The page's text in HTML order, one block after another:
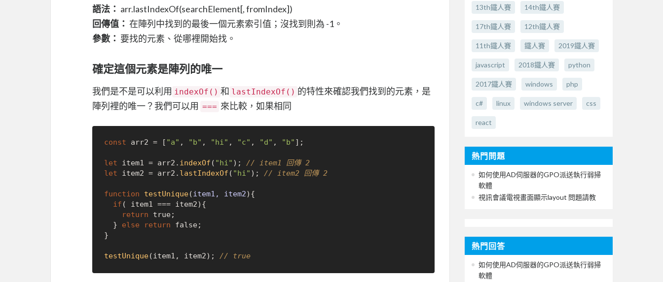
語法： arr.lastIndexOf(searchElement[, fromIndex])
回傳值： 在陣列中找到的最後一個元素索引值；沒找到則為 -1。
參數： 要找的元素、從哪裡開始找。
確定這個元素是陣列的唯一
我們是不是可以利用 indexOf() 和 lastIndexOf() 的特性來確認我們找到的元素，是
陣列裡的唯一？我們可以用 === 來比較，如果相同
const arr2 = [ "a" , "b" , "hi" , "c" , "d" , "b" ];
let item1 = arr2. indexOf ( "hi" ); // item1 回傳 2
let item2 = arr2. lastIndexOf ( "hi" ); // item2 回傳 2
function testUnique(item1, item2){
if ( item1 === item2){
return
true;
  }
else return false;
}
testUnique(item1, item2); // true
13th鐵人賽 14th鐵人賽
17th鐵人賽 12th鐵人賽
11th鐵人賽 鐵人賽 2019鐵人賽
javascript 2018鐵人賽 python
2017鐵人賽 windows php
c# linux windows server css
react
熱門問題
如何使用AD伺服器的GPO派送執行弱掃
軟體
視訊會議電視畫面顯示layout 問題請教
熱門回答
如何使用AD伺服器的GPO派送執行弱掃
軟體